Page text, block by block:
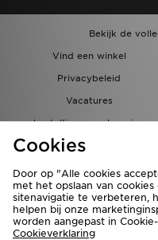
Bekijk de
Vind een winkel
Privacybeleid
Vacatures
bestellingen en levering
Partnerprogramma
Cookies
Door op "Alle cookies
met het opslaan van
sitenavigatie te verbeteren,
helpen bij onze
worden aangepast in
Cookieverklaring